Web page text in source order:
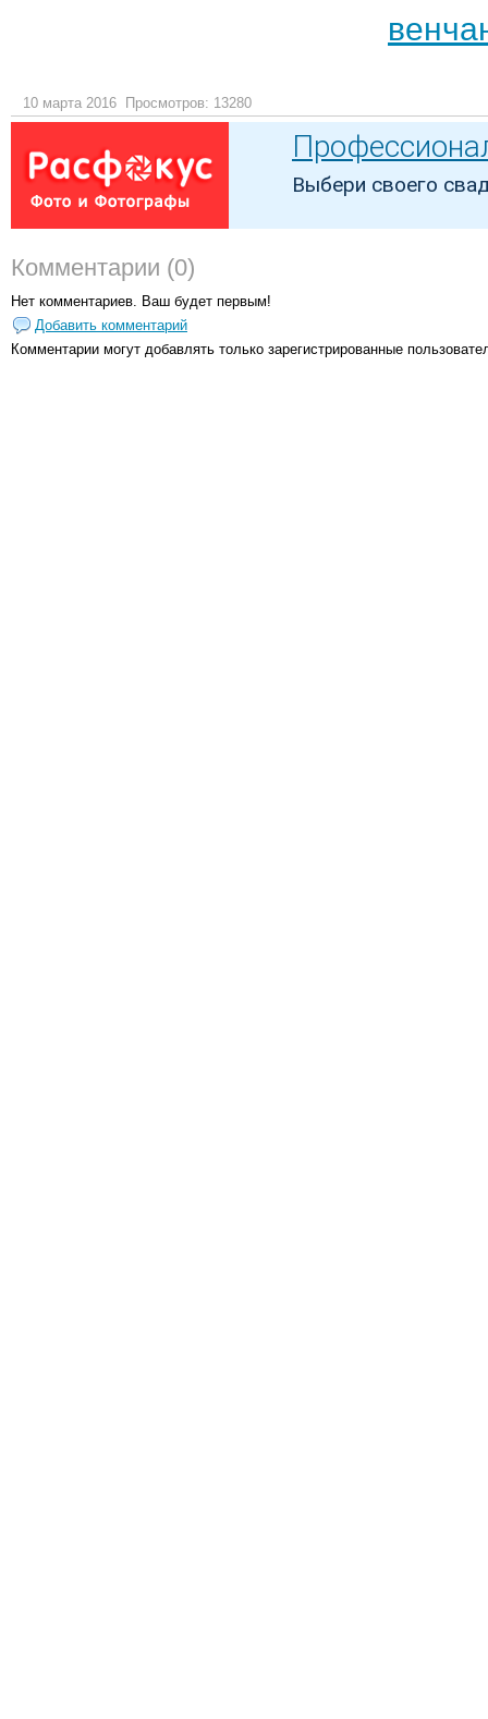
10 марта 2016 Просмотров: 13280
Комментарии (0)
Нет комментариев. Ваш будет первым!
Добавить комментарий
Комментарии могут добавлять только зарегистрированные